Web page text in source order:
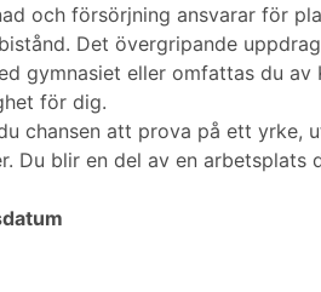
och försörjning ansvarar för
Det övergripande
gymnasiet eller omfattas du
för dig.
chansen att prova på ett yrke,
Du blir en del av en